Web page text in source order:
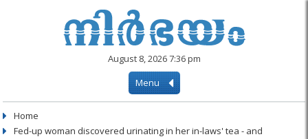
August 8, 2026 7:36 pm
Menu
Home
Fed-up woman discovered urinating in her in-laws' tea - and